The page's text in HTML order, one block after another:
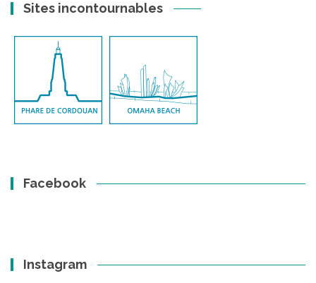
Sites incontournables
Facebook
Instagram